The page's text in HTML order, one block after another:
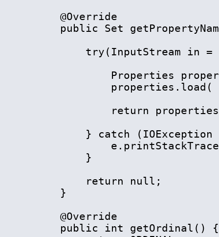
    @Override
public Set
try(InputStream in =
Properties
properties.load(
return
} catch (IOException
        }
        return null;
    }
    @Override
    public int getOrdinal() {